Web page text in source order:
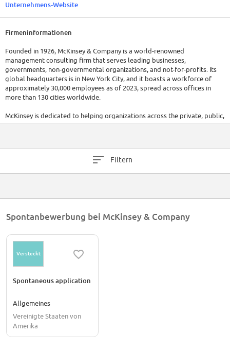
Unternehmens-Website
Firmeninformationen
Founded in 1926, McKinsey & Company is a world-renowned
management consulting firm that serves leading businesses,
governments, non-governmental organizations, and not-for-profits. Its
global headquarters is in New York City, and it boasts a workforce of
approximately 30,000 employees as of 2023, spread across offices in
more than 130 cities worldwide.
McKinsey is dedicated to helping organizations across the private, public,
and social sectors create the change that matters. The firm does not
Filtern
Spontanbewerbung bei McKinsey & Company
Versteckt
Spontaneous application
Allgemeines
Vereinigte Staaten von
Amerika